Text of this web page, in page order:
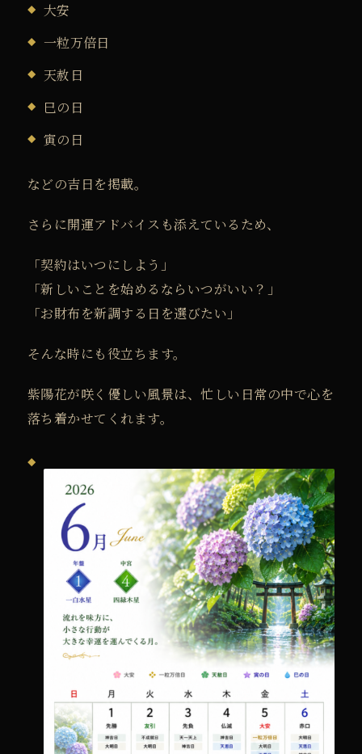
大安
一粒万倍日
天赦日
巳の日
寅の日
などの吉日を掲載。
さらに開運アドバイスも添えているため、
「契約はいつにしよう」
「新しいことを始めるならいつがいい？」
「お財布を新調する日を選びたい」
そんな時にも役立ちます。
紫陽花が咲く優しい風景は、忙しい日常の中で心を
落ち着かせてくれます。